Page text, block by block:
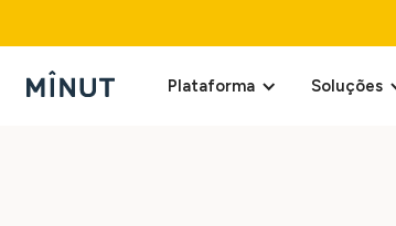
Plataforma Soluções